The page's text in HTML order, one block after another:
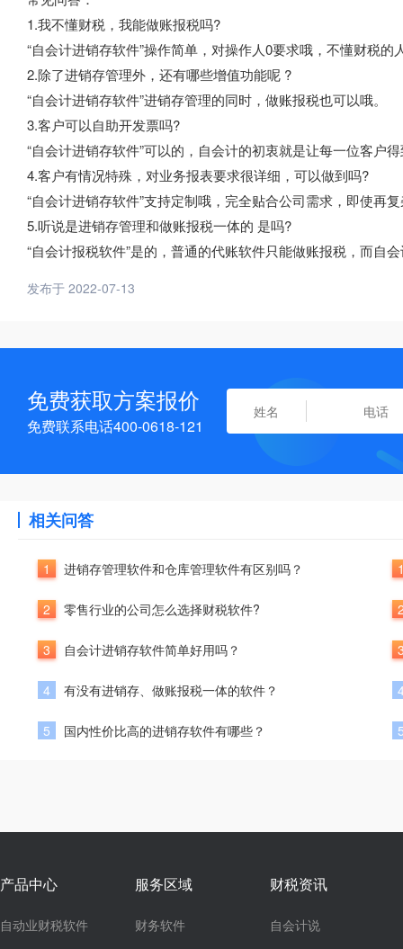
1.我不懂财税，我能做账报税吗?
“自会计进销存软件”操作简单，对操作人0要求哦，不懂财税的
2.除了进销存管理外，还有哪些增值功能呢 ?
“自会计进销存软件”进销存管理的同时，做账报税也可以哦。
3.客户可以自助开发票吗?
“自会计进销存软件”可以的，自会计的初衷就是让每一位客户
4.客户有情况特殊，对业务报表要求很详细，可以做到吗?
“自会计进销存软件”支持定制哦，完全贴合公司需求，即使再
5.听说是进销存管理和做账报税一体的 是吗?
“自会计报税软件”是的，普通的代账软件只能做账报税，而自
发布于 2022-07-13
免费获取方案报价
免费联系电话400-0618-121
相关问答
1 进销存管理软件和仓库管理软件有区别吗？
2 零售行业的公司怎么选择财税软件?
3 自会计进销存软件简单好用吗？
4 有没有进销存、做账报税一体的软件？
5 国内性价比高的进销存软件有哪些？
产品中心
自动业财税软件
服务区域
财务软件
财税资讯
自会计说